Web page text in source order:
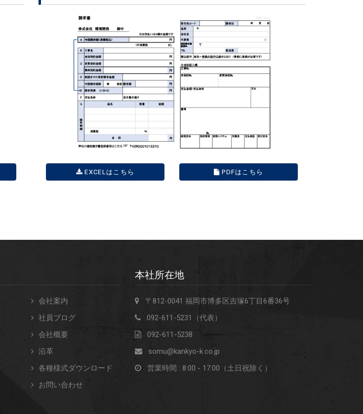
EXCELはこちら PDFはこちら
会社案内
社員ブログ
会社概要
沿革
各種様式ダウンロード
お問い合わせ
本社所在地
〒812-0041 福岡市博多区吉塚6丁目6番36号
092-611-5231（代表）
092-611-5238
somu@kankyo-k.co.jp
営業時間 : 8:00 - 17:00（土日祝除く）